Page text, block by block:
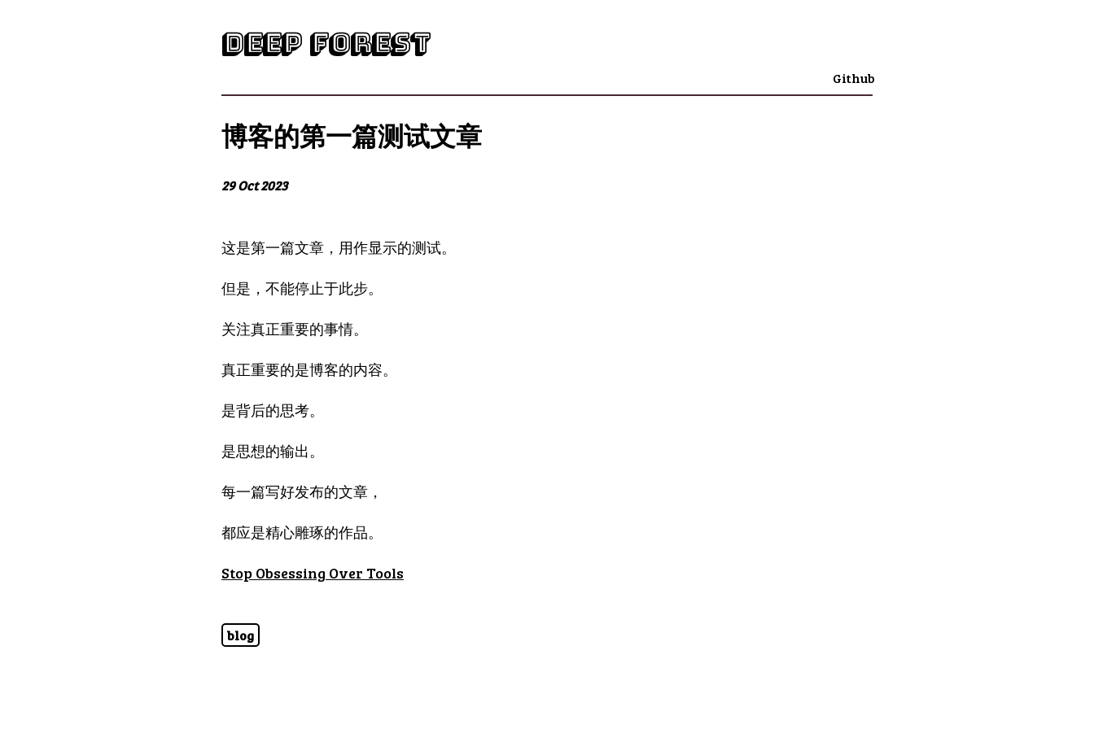
Deep Forest
Github
博客的第一篇测试文章
29 Oct 2023
这是第一篇文章，用作显示的测试。
但是，不能停止于此步。
关注真正重要的事情。
真正重要的是博客的内容。
是背后的思考。
是思想的输出。
每一篇写好发布的文章，
都应是精心雕琢的作品。
Stop Obsessing Over Tools
blog